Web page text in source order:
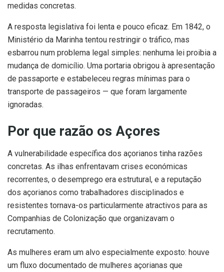
medidas concretas.
A resposta legislativa foi lenta e pouco eficaz. Em 1842, o
Ministério da Marinha tentou restringir o tráfico, mas
esbarrou num problema legal simples: nenhuma lei proibia a
mudança de domicílio. Uma portaria obrigou à apresentação
de passaporte e estabeleceu regras mínimas para o
transporte de passageiros — que foram largamente
ignoradas.
Por que razão os Açores
A vulnerabilidade específica dos açorianos tinha razões
concretas. As ilhas enfrentavam crises económicas
recorrentes, o desemprego era estrutural, e a reputação
dos açorianos como trabalhadores disciplinados e
resistentes tornava-os particularmente atractivos para as
Companhias de Colonização que organizavam o
recrutamento.
As mulheres eram um alvo especialmente exposto: houve
um fluxo documentado de mulheres açorianas que